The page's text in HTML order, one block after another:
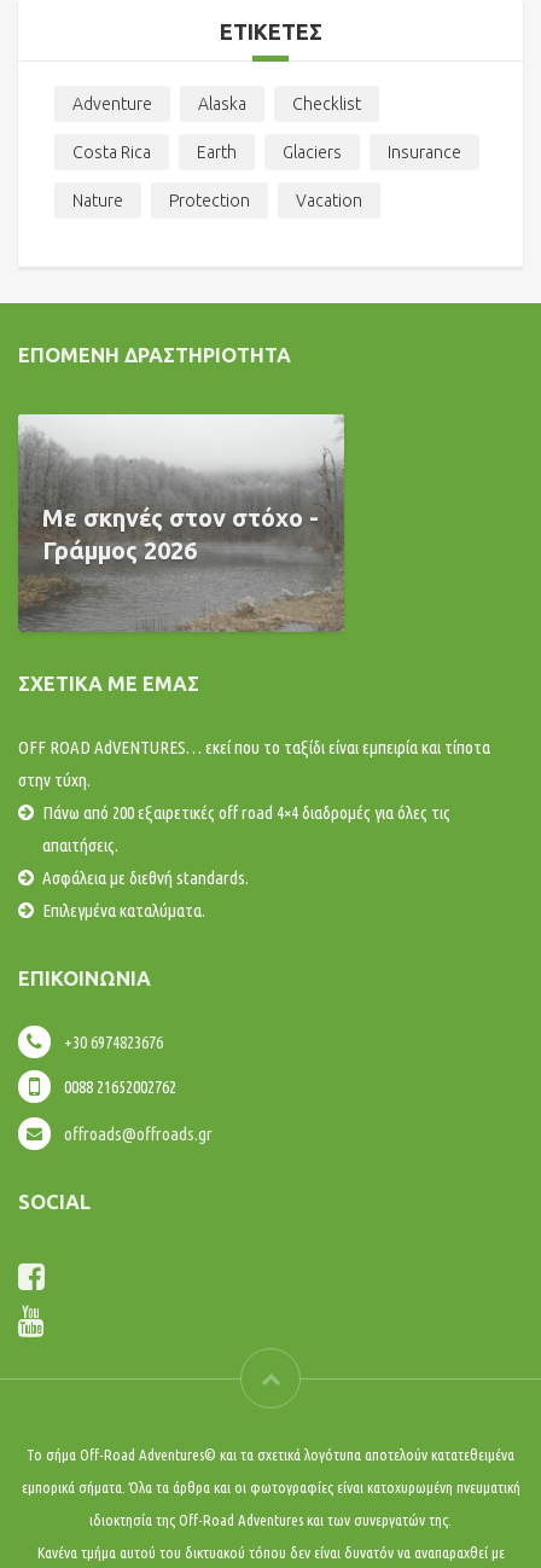
ΕΤΙΚΈΤΕΣ
Adventure Alaska Checklist
Costa Rica Earth Glaciers Insurance
Nature Protection Vacation
ΕΠΌΜΕΝΗ ΔΡΑΣΤΗΡΙΌΤΗΤΑ
Με σκηνές στον στόχο -
Γράμμος 2026
ΣΧΕΤΙΚΆ ΜΕ ΕΜΆΣ
OFF ROAD AdVENTURES… εκεί που το ταξίδι είναι εμπειρία και τίποτα
στην τύχη.
Πάνω από 200 εξαιρετικές off road 4×4 διαδρομές για όλες τις
απαιτήσεις.
Ασφάλεια με διεθνή standards.
Επιλεγμένα καταλύματα.
ΕΠΙΚΟΙΝΩΝΊΑ
+30 6974823676
0088 21652002762
offroads@offroads.gr
SOCIAL
Το σήμα Off-Road Adventures© και τα σχετικά λογότυπα αποτελούν κατατεθειμένα
εμπορικά σήματα. Όλα τα άρθρα και οι φωτογραφίες είναι κατοχυρωμένη πνευματική
ιδιοκτησία της Off-Road Adventures και των συνεργατών της.
Κανένα τμήμα αυτού του δικτυακού τόπου δεν είναι δυνατόν να αναπαραχθεί με